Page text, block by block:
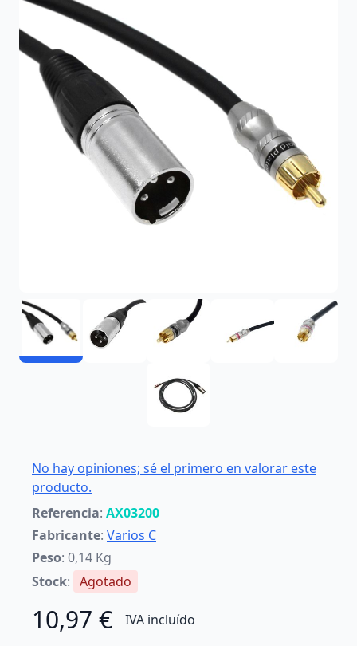
No hay opiniones; sé el primero en valorar este
producto.
Referencia: AX03200
Fabricante: Varios C
Peso: 0,14 Kg
Stock: Agotado
10,97 € IVA incluído